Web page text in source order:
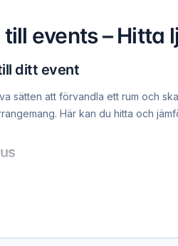
events – Hitta
ditt event
sätten att förvandla ett rum och
Här kan du hitta och
dynamiska visuella upplevelser. En